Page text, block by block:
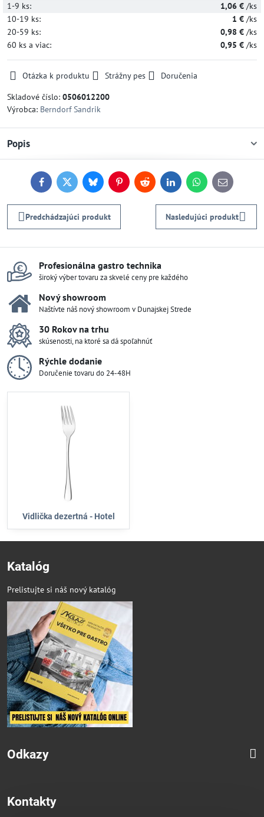
1-9 ks: 1,06 € /ks
10-19 ks: 1 € /ks
20-59 ks: 0,98 € /ks
60 ks a viac: 0,95 € /ks
Otázka k produktu Strážny pes
Doručenia
Skladové číslo: 0506012200
Výrobca: Berndorf Sandrik
Popis
FacebookTwitterBlueskyPinterestReddit LinkedInWhatsApp
E-
mail
Predchádzajúci produkt Nasledujúci produkt
Profesionálna gastro technika
široký výber tovaru za skvelé ceny pre každého
Nový showroom
Naštívte náš nový showroom v Dunajskej Strede
30 Rokov na trhu
skúsenosti, na ktoré sa dá spoľahnúť
Rýchle dodanie
Doručenie tovaru do 24-48H
Vidlička dezertná - Hotel
Katalóg
Prelistujte si náš nový katalóg
Odkazy
Kontakty